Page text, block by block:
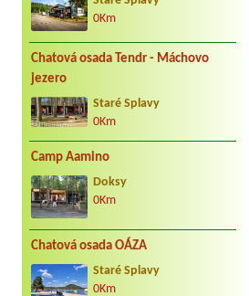
0Km
Chatová osada Tendr - Máchovo
jezero
Staré Splavy
0Km
Camp Aamino
Doksy
0Km
Chatová osada OÁZA
Staré Splavy
0Km